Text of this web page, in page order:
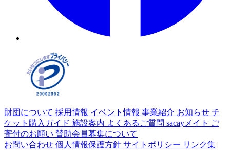
財団について 採用情報 イベント情報 事業紹介 お知らせ チ
ケット購入ガイド 施設案内 よくあるご質問 sacayメイト ご
寄付のお願い 賛助会員募集について
お問い合わせ 個人情報保護方針 サイトポリシー リンク集